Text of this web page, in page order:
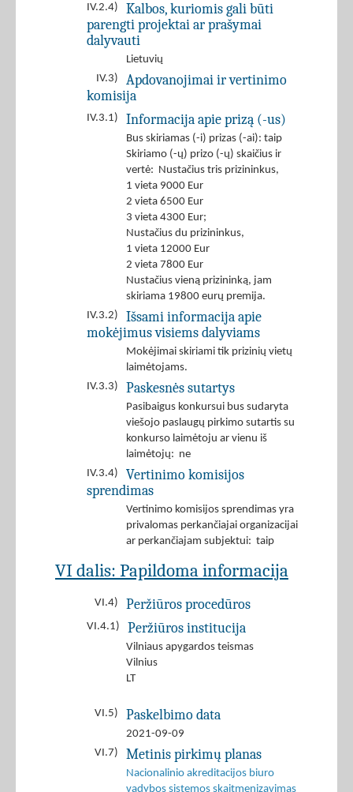
IV.2.4)
Kalbos, kuriomis gali būti
parengti projektai ar prašymai
dalyvauti
Lietuvių
IV.3)
Apdovanojimai ir vertinimo
komisija
IV.3.1) Informacija apie prizą (-us)
Bus skiriamas (-i) prizas (-ai): taip
Skiriamo (-ų) prizo (-ų) skaičius ir
vertė: Nustačius tris prizininkus,
1 vieta 9000 Eur
2 vieta 6500 Eur
3 vieta 4300 Eur;
Nustačius du prizininkus,
1 vieta 12000 Eur
2 vieta 7800 Eur
Nustačius vieną prizininką, jam
skiriama 19800 eurų premija.
IV.3.2)
Išsami informacija apie
mokėjimus visiems dalyviams
Mokėjimai skiriami tik prizinių vietų
laimėtojams.
IV.3.3)
Paskesnės sutartys
Pasibaigus konkursui bus sudaryta
viešojo paslaugų pirkimo sutartis su
konkurso laimėtoju ar vienu iš
laimėtojų: ne
IV.3.4)
Vertinimo komisijos
sprendimas
Vertinimo komisijos sprendimas yra
privalomas perkančiajai organizacijai
ar perkančiajam subjektui: taip
VI dalis: Papildoma informacija
VI.4) Peržiūros procedūros
VI.4.1) Peržiūros institucija
Vilniaus apygardos teismas
Vilnius
LT
VI.5) Paskelbimo data
2021-09-09
VI.7)
Metinis pirkimų planas
Nacionalinio akreditacijos biuro
vadybos sistemos skaitmenizavimas